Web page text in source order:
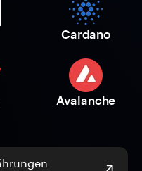
Cardano
Avalanche